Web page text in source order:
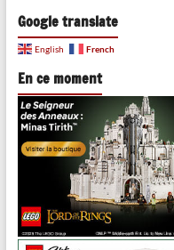
Google translate
English French
En ce moment